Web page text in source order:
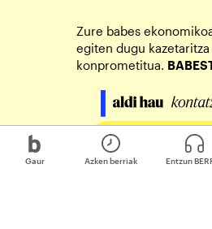
Gaur Azken berriak Entzun
Zure babes
egiten dugu kazetaritza
konprometitua.
Egin zure